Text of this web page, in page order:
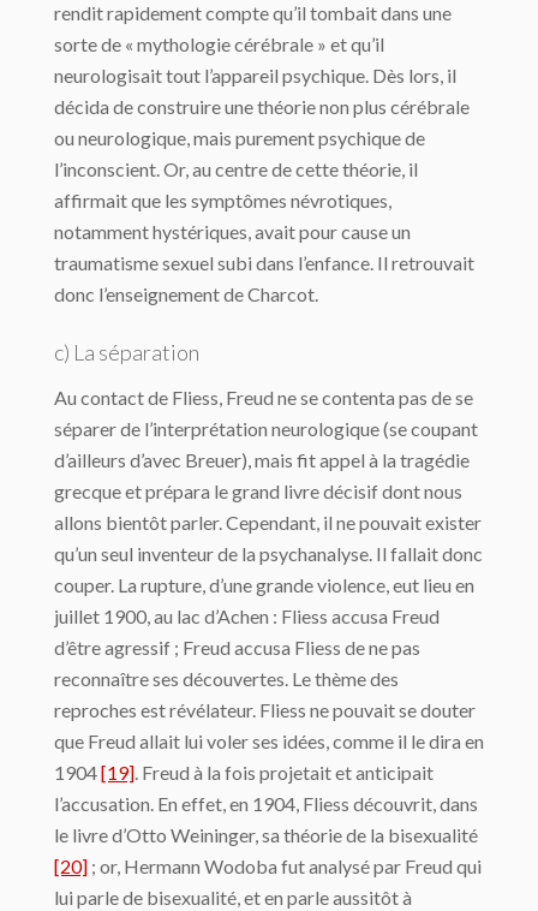
rendit rapidement compte qu’il tombait dans une
sorte de « mythologie cérébrale » et qu’il
neurologisait tout l’appareil psychique. Dès lors, il
décida de construire une théorie non plus cérébrale
ou neurologique, mais purement psychique de
l’inconscient. Or, au centre de cette théorie, il
affirmait que les symptômes névrotiques,
notamment hystériques, avait pour cause un
traumatisme sexuel subi dans l’enfance. Il retrouvait
donc l’enseignement de Charcot.
c) La séparation
Au contact de Fliess, Freud ne se contenta pas de se
séparer de l’interprétation neurologique (se coupant
d’ailleurs d’avec Breuer), mais fit appel à la tragédie
grecque et prépara le grand livre décisif dont nous
allons bientôt parler. Cependant, il ne pouvait exister
qu’un seul inventeur de la psychanalyse. Il fallait donc
couper. La rupture, d’une grande violence, eut lieu en
juillet 1900, au lac d’Achen : Fliess accusa Freud
d’être agressif ; Freud accusa Fliess de ne pas
reconnaître ses découvertes. Le thème des
reproches est révélateur. Fliess ne pouvait se douter
que Freud allait lui voler ses idées, comme il le dira en
1904[19]. Freud à la fois projetait et anticipait
l’accusation. En effet, en 1904, Fliess découvrit, dans
le livre d’Otto Weininger, sa théorie de la bisexualité
[20] ; or, Hermann Wodoba fut analysé par Freud qui
lui parle de bisexualité, et en parle aussitôt à